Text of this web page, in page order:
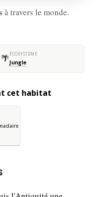
à travers le monde.
🌴ÉCOSYSTÈME
Jungle
cet habitat